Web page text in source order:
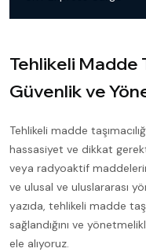
Tehlikeli Madde
Güvenlik ve
Tehlikeli madde
hassasiyet ve dikkat
veya radyoaktif
ve ulusal ve uluslararası
yazıda, tehlikeli madde
sağlandığını ve
ele alıyoruz.